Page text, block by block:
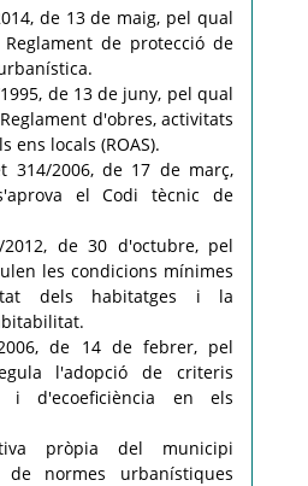
de 13 de maig, pel qual
de protecció de
de 13 de juny, pel qual
d'obres, activitats
ens locals (ROAS).
314/2006, de 17 de març,
el Codi tècnic de
2012, de 30 d'octubre, pel
les condicions mínimes
dels habitatges i la
de 14 de febrer, pel
l'adopció de criteris
i d'ecoeficiència en els
pròpia del municipi
de normes urbanístiques